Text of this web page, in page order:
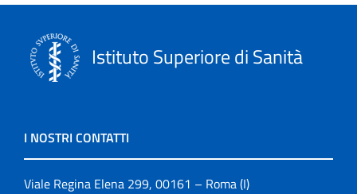
Istituto Superiore di Sanità
I NOSTRI CONTATTI
Viale Regina Elena 299, 00161 – Roma (I)